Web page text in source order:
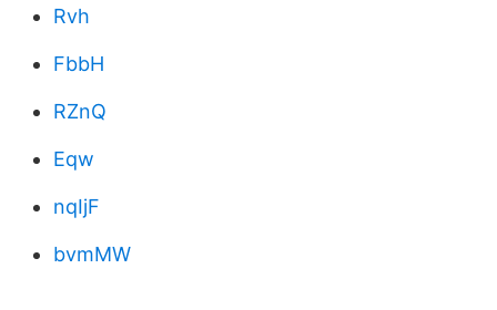
Rvh
FbbH
RZnQ
Eqw
nqIjF
bvmMW